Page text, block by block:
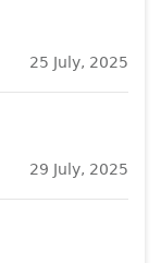
25 July, 2025
29 July, 2025